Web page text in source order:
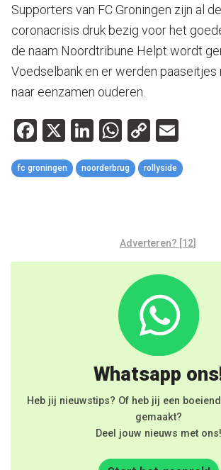
Supporters van FC Groningen zijn al
coronacrisis druk bezig voor het
de naam Noordtribune Helpt wordt
Voedselbank en er werden
naar eenzamen ouderen.
Facebook
X LinkedIn
WhatsApp
Copy
Link
fc groningen noorderbrug rollyside
Adverteren? [12]
Whatsapp
Heb jij nieuwstips? Of heb jij een
gemaakt?
Deel jouw nieuws met ons!